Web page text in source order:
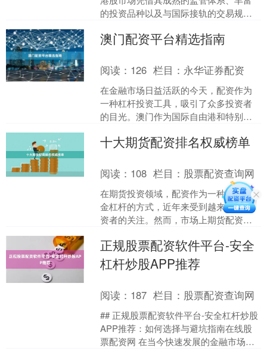
的投资品种以及与国际接轨的交易规
光。然而，港股投资门槛较高、....
澳门配资平台精选指南
阅读： 126 栏目： 永华证券配资
在金融市场日益活跃的今天，配资作为
一种杠杆投资工具，吸引了众多投资者
的目光。澳门作为国际自由港和特别行
澳门配资平台也逐渐成为投....
十大期货配资排名权威榜单
阅读： 108 栏目： 股票配资查询网
在期货投资领域，配资作为一种放大资
金杠杆的方式，近年来受到越来越多投
资者的关注。然而，市场上期货配资平
安全、合规、服务优质的平....
正规股票配资软件平台-安全
杠杆炒股APP推荐
阅读： 187 栏目： 股票配资查询网
## 正规股票配资软件平台-安全杠杆炒股
APP推荐：如何选择与避坑指南在线股
票配资网 在当今快速发展的金融市场